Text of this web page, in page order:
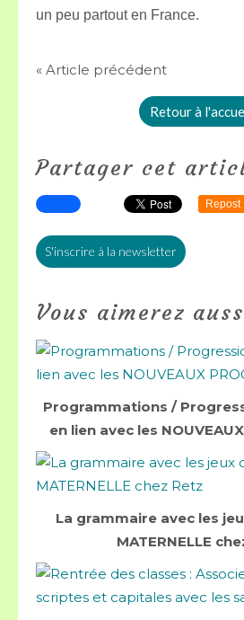
un peu partout en France.
« Article précédent
Retour à
Partager cet
Repost
S'inscrire à la newsletter
Vous aimerez
Programmations /
en lien avec les
La grammaire avec les
MATERNELLE